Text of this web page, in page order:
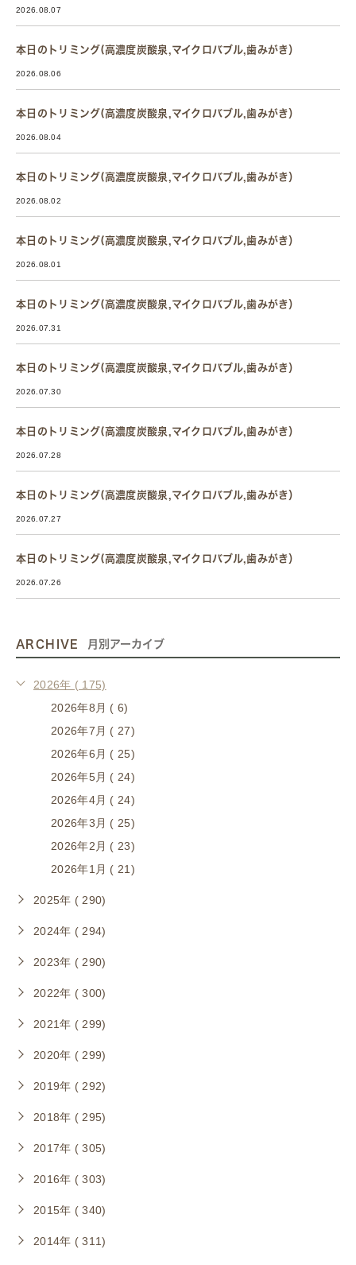
2026.08.07
本日のトリミング(高濃度炭酸泉,マイクロバブル,歯みがき）
2026.08.06
本日のトリミング(高濃度炭酸泉,マイクロバブル,歯みがき）
2026.08.04
本日のトリミング(高濃度炭酸泉,マイクロバブル,歯みがき）
2026.08.02
本日のトリミング(高濃度炭酸泉,マイクロバブル,歯みがき）
2026.08.01
本日のトリミング(高濃度炭酸泉,マイクロバブル,歯みがき）
2026.07.31
本日のトリミング(高濃度炭酸泉,マイクロバブル,歯みがき）
2026.07.30
本日のトリミング(高濃度炭酸泉,マイクロバブル,歯みがき）
2026.07.28
本日のトリミング(高濃度炭酸泉,マイクロバブル,歯みがき）
2026.07.27
本日のトリミング(高濃度炭酸泉,マイクロバブル,歯みがき）
2026.07.26
ARCHIVE 月別アーカイブ
2026年 ( 175)
2026年8月 ( 6)
2026年7月 ( 27)
2026年6月 ( 25)
2026年5月 ( 24)
2026年4月 ( 24)
2026年3月 ( 25)
2026年2月 ( 23)
2026年1月 ( 21)
2025年 ( 290)
2024年 ( 294)
2023年 ( 290)
2022年 ( 300)
2021年 ( 299)
2020年 ( 299)
2019年 ( 292)
2018年 ( 295)
2017年 ( 305)
2016年 ( 303)
2015年 ( 340)
2014年 ( 311)